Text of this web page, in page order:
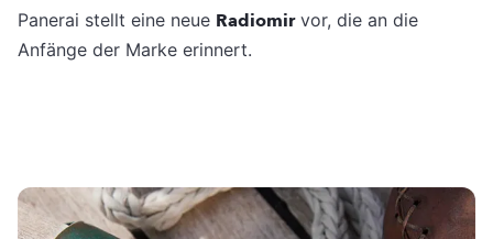
Panerai stellt eine neue Radiomirvor, die an die
Anfänge der Marke erinnert.